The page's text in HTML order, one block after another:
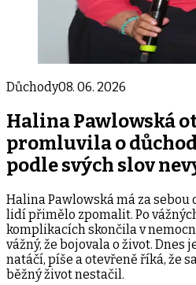
Důchody08. 06. 2026
Halina Pawlowská
promluvila o
podle svých slov
Halina Pawlowská má za sebou
lidí přimělo zpomalit. Po
komplikacích skončila v
vážný, že bojovala o život. Dnes
natáčí, píše a otevřeně říká, že
běžný život nestačil.